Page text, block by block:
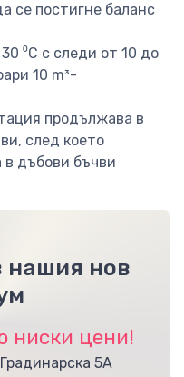
се постигне баланс
⁰C с следи от 10 до
10 m³-
продължава в
след което
в дъбови бъчви
нашия нов
ниски цени!
5А